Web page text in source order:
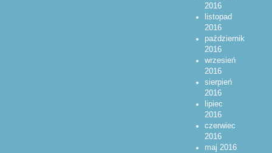
2016
listopad
2016
październik
2016
wrzesień
2016
sierpień
2016
lipiec
2016
czerwiec
2016
maj 2016